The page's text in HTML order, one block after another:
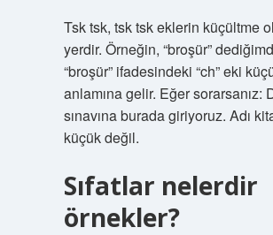
Tsk tsk, tsk tsk eklerin küçültme
yerdir. Örneğin, “broşür”
“broşür” ifadesindeki “ch” eki
anlamına gelir. Eğer sorarsanız:
sınavına burada giriyoruz. Adı
küçük değil.
Sıfatlar nelerdir
örnekler?